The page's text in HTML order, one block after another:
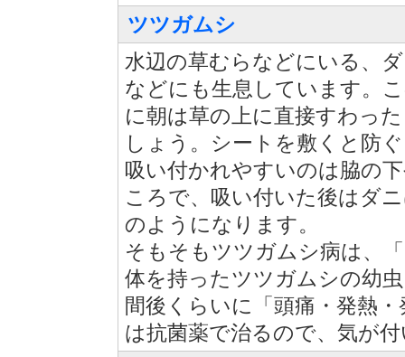
ツツガムシ
水辺の草むらなどにいる、
などにも生息しています。
に朝は草の上に直接すわっ
しょう。シートを敷くと防
吸い付かれやすいのは脇の
ころで、吸い付いた後はダ
のようになります。
そもそもツツガムシ病は、
体を持ったツツガムシの幼
間後くらいに「頭痛・発熱
は抗菌薬で治るので、気が